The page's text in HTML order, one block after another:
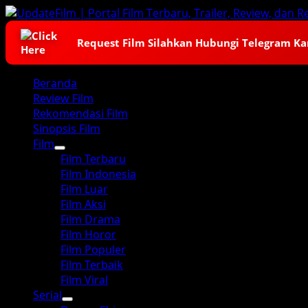
Skip
to
content
Request Film Silahkan Hubungi Telegram
Primary
Menu
Beranda
Review Film
Rekomendasi Film
Sinopsis Film
Film
Film Terbaru
Film Indonesia
Film Luar
Film Aksi
Film Drama
Film Horor
Film Populer
Film Terbaik
Film Viral
Serial